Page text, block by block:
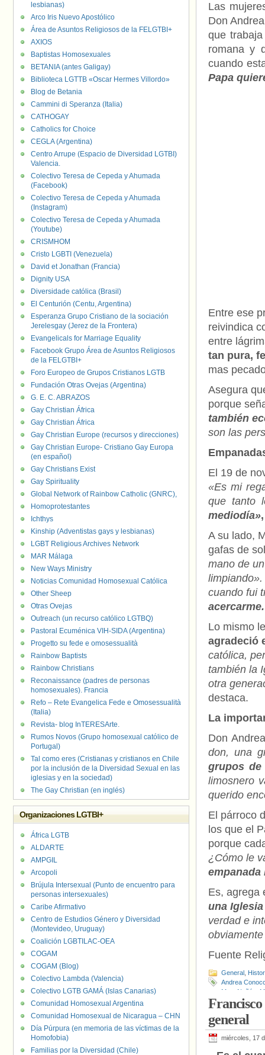
Las
Don
que
romana y
cuando
Papa
Entre ese
reivindica
entre
tan pura,
mas
Asegura
porque
también
son las
El 19 de
«Es mi
que tanto
mediodía»
A su lado,
gafas de
mano de
cuando fui
Lo mismo
agradeció
católica,
también la
otra
destaca.
La
Don
don, una
grupos de
limosnero
querido
El párroco
los que el
porque
¿Cómo le
empanada
Es, agrega
una
verdad e
Fuente
General
Andrea
Mota Nuñéz
Francisco
general
miércoles, 17
lesbianas)
Arco Iris Nuevo Apostólico
Área de Asuntos Religiosos de la FELGTBI+
AXIOS
Baptistas Homosexuales
BETANIA (antes Galigay)
Biblioteca LGTTB «Oscar Hermes Villordo»
Blog de Betania
Cammini di Speranza (Italia)
CATHOGAY
Catholics for Choice
CEGLA (Argentina)
Centro Arrupe (Espacio de Diversidad LGTBI)
Valencia.
Colectivo Teresa de Cepeda y Ahumada
(Facebook)
Colectivo Teresa de Cepeda y Ahumada
(Instagram)
Colectivo Teresa de Cepeda y Ahumada
(Youtube)
CRISMHOM
Cristo LGBTI (Venezuela)
David et Jonathan (Francia)
Dignity USA
Diversidade católica (Brasil)
El Centurión (Centu, Argentina)
Esperanza Grupo Cristiano de la sociación
Jerelesgay (Jerez de la Frontera)
Evangelicals for Marriage Equality
Facebook Grupo Área de Asuntos Religiosos
de la FELGTBI+
Foro Europeo de Grupos Cristianos LGTB
Fundación Otras Ovejas (Argentina)
G. E. C. ABRAZOS
Gay Christian África
Gay Christian África
Gay Christian Europe (recursos y direcciones)
Gay Christian Europe- Cristiano Gay Europa
(en español)
Gay Christians Exist
Gay Spirituality
Global Network of Rainbow Catholic (GNRC),
Homoprotestantes
Ichthys
Kinship (Adventistas gays y lesbianas)
LGBT Religious Archives Network
MAR Málaga
New Ways Ministry
Noticias Comunidad Homosexual Católica
Other Sheep
Otras Ovejas
Outreach (un recurso católico LGTBQ)
Pastoral Ecuménica VIH-SIDA (Argentina)
Progetto su fede e omosessualità
Rainbow Baptists
Rainbow Christians
Reconaissance (padres de personas
homosexuales). Francia
Refo – Rete Evangelica Fede e Omosessualità
(Italia)
Revista- blog InTERESArte.
Rumos Novos (Grupo homosexual católico de
Portugal)
Tal como eres (Cristianas y cristianos en Chile
por la inclusión de la Diversidad Sexual en las
iglesias y en la sociedad)
The Gay Christian (en inglés)
Organizaciones LGTBI+
África LGTB
ALDARTE
AMPGIL
Arcopoli
Brújula Intersexual (Punto de encuentro para
personas intersexuales)
Caribe Afirmativo
Centro de Estudios Género y Diversidad
(Montevideo, Uruguay)
Coalición LGBTILAC-OEA
COGAM
COGAM (Blog)
Colectivo Lambda (Valencia)
Colectivo LGTB GAMÁ (Islas Canarias)
Comunidad Homosexual Argentina
Comunidad Homosexual de Nicaragua – CHN
Día Púrpura (en memoria de las víctimas de la
Homofobia)
Familias por la Diversidad (Chile)